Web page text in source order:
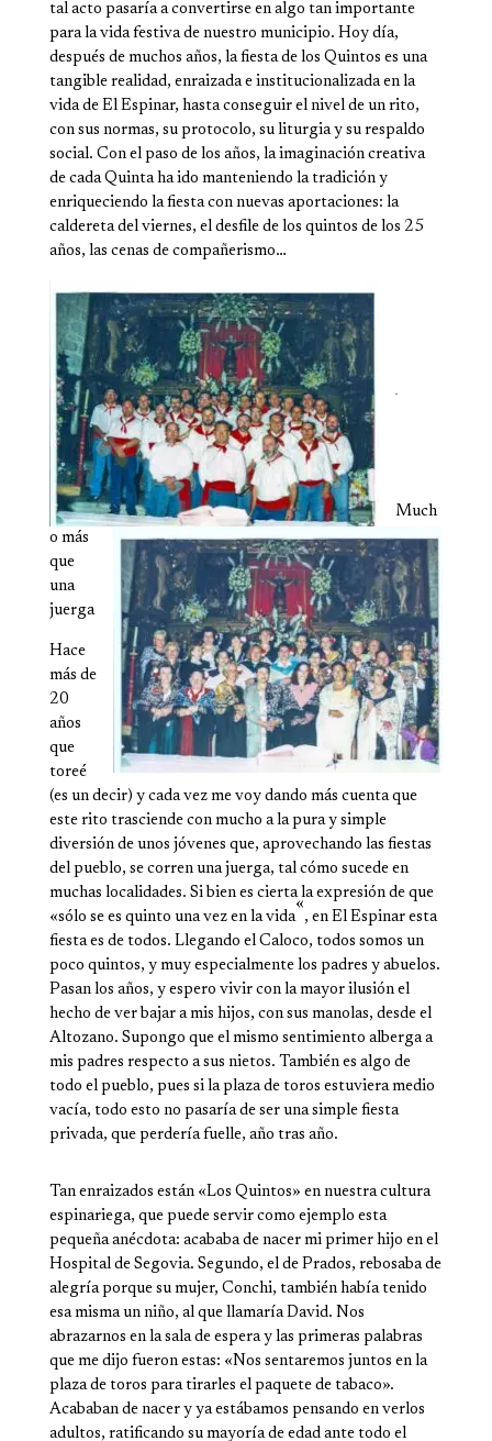
tal acto pasaría a convertirse en algo tan importante
para la vida festiva de nuestro municipio. Hoy día,
después de muchos años, la fiesta de los Quintos es una
tangible realidad, enraizada e institucionalizada en la
vida de El Espinar, hasta conseguir el nivel de un rito,
con sus normas, su protocolo, su liturgia y su respaldo
social. Con el paso de los años, la imaginación creativa
de cada Quinta ha ido manteniendo la tradición y
enriqueciendo la fiesta con nuevas aportacio­nes: la
caldereta del viernes, el desfile de los quintos de los 25
años, las cenas de compañerismo…
Much
o más
que
una
juerga
Hace
más de
20
años
que
toreé
(es un decir) y cada vez me voy dando más cuenta que
este rito trasciende con mucho a la pura y simple
diversión de unos jóvenes que, aprove­chando las fiestas
del pueblo, se corren una juerga, tal cómo sucede en
muchas localidades. Si bien es cierta la expresión de que
«sólo se es quinto una vez en la vida
«
, en El Espinar esta
fiesta es de todos. Llegando el Caloco, todos somos un
poco quintos, y muy especialmente los padres y abuelos.
Pasan los años, y espero vivir con la mayor ilusión el
hecho de ver bajar a mis hijos, con sus manolas, desde el
Altozano. Supongo que el mismo sentimiento alberga a
mis padres respecto a sus nietos. También es algo de
todo el pueblo, pues si la plaza de toros estuviera medio
vacía, todo esto no pasaría de ser una simple fiesta
privada, que perdería fuelle, año tras año.
Tan enraizados están «Los Quintos» en nuestra cultura
espinariega, que puede servir como ejemplo esta
pequeña anécdota: acababa de nacer mi primer hijo en el
Hospital de Segovia. Segundo, el de Pra­dos, rebosaba de
alegría porque su mujer, Conchi, también había tenido
esa misma un niño, al que llamaría David. Nos
abrazarnos en la sala de espera y las primeras palabras
que me dijo fueron estas: «Nos sen­taremos juntos en la
plaza de toros para tirarles el paquete de tabaco».
Acababan de nacer y ya estábamos pensando en verlos
adultos, ratificando su mayoría de edad ante todo el